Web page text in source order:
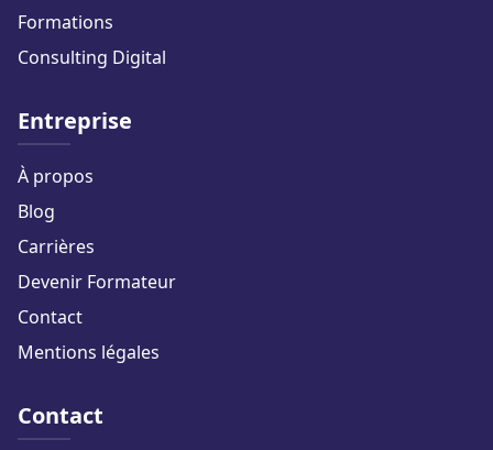
Formations
Consulting Digital
Entreprise
À propos
Blog
Carrières
Devenir Formateur
Contact
Mentions légales
Contact